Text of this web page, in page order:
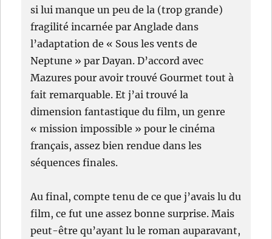
si lui manque un peu de la (trop grande)
fragilité incarnée par Anglade dans
l’adaptation de « Sous les vents de
Neptune » par Dayan. D’accord avec
Mazures pour avoir trouvé Gourmet tout à
fait remarquable. Et j’ai trouvé la
dimension fantastique du film, un genre
« mission impossible » pour le cinéma
français, assez bien rendue dans les
séquences finales.
Au final, compte tenu de ce que j’avais lu du
film, ce fut une assez bonne surprise. Mais
peut-être qu’ayant lu le roman auparavant,